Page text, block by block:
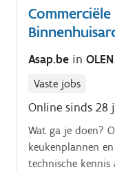
Commerciële
Asap.be in OLEN
Vaste jobs
Online sinds 28
Wat ga je doen?
keukenplannen
technische